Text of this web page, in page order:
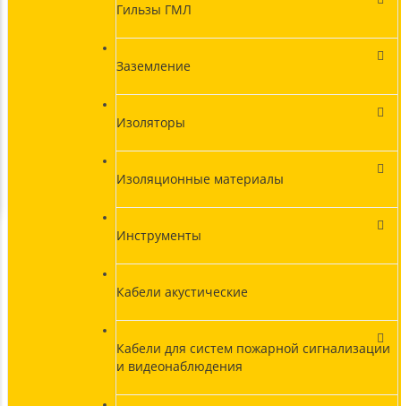
Гильзы ГМЛ
Заземление
Изоляторы
Изоляционные материалы
Инструменты
Кабели акустические
Кабели для систем пожарной сигнализации
и видеонаблюдения